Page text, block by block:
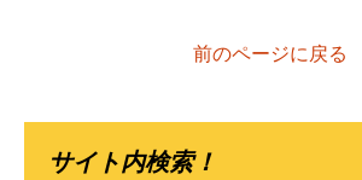
前のページに戻る
サイト内検索！